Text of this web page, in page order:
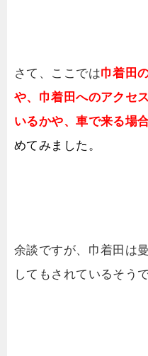
さて、ここでは巾着田
や、巾着田へのアクセ
いるかや、車で来る場
めてみました。
余談ですが、巾着田は
してもされているそうで